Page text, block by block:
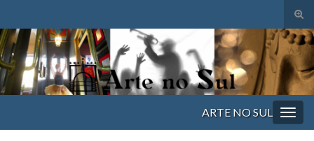
de
Search for:
ARTE NO SUL